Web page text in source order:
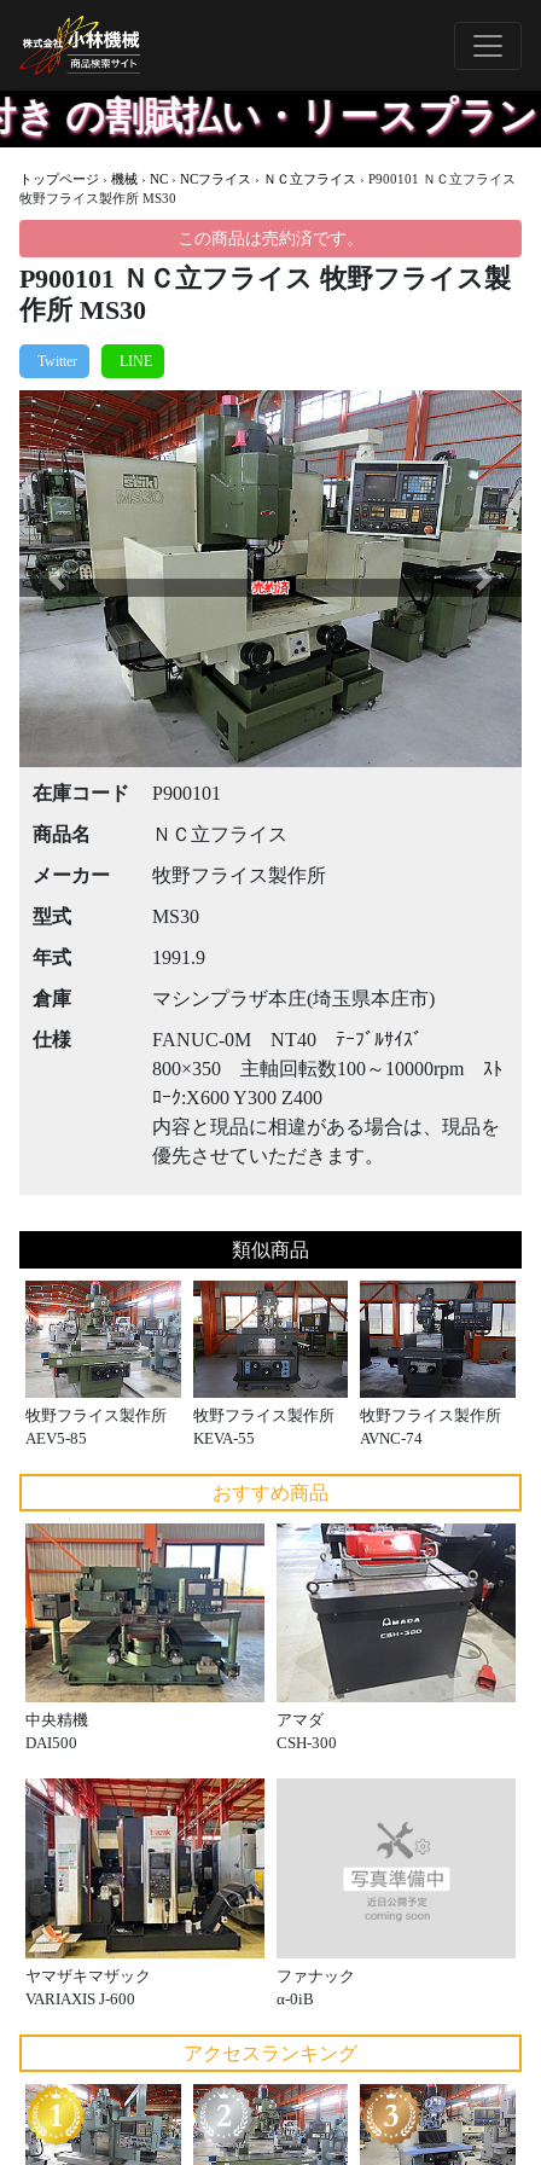
払い・リースプラン、※
トップページ › 機械 › NC › NCフライス › ＮＣ立フライス › P900101 ＮＣ立フライス
牧野フライス製作所 MS30
この商品は売約済です。
P900101 ＮＣ立フライス 牧野フライス製
作所 MS30
売約済
Previous Next
在庫コード
P900101
商品名
ＮＣ立フライス
メーカー
牧野フライス製作所
型式
MS30
年式
1991.9
倉庫
マシンプラザ本庄(埼玉県本庄市)
仕様
FANUC-0M NT40 ﾃｰﾌﾞﾙｻｲｽﾞ
800×350 主軸回転数100～10000rpm ｽﾄ
ﾛｰｸ:X600 Y300 Z400
内容と現品に相違がある場合は、現品を
優先させていただきます。
類似商品
牧野フライス製作所
AEV5-85
牧野フライス製作所
KEVA-55
牧野フライス製作所
AVNC-74
おすすめ商品
中央精機
DAI500
アマダ
CSH-300
ヤマザキマザック
VARIAXIS J-600
ファナック
α-0iB
アクセスランキング